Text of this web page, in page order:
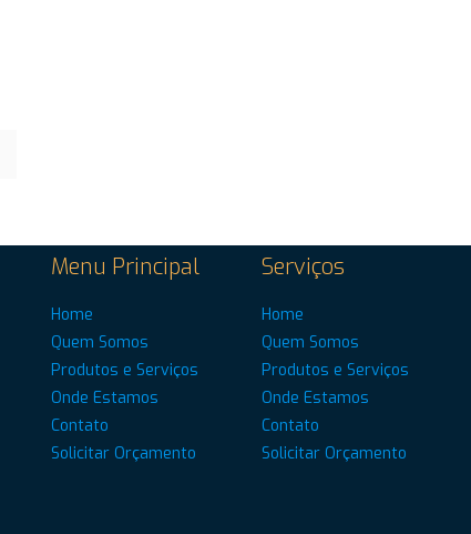
Menu Principal
Home
Quem Somos
Produtos e Serviços
Onde Estamos
Contato
Solicitar Orçamento
Serviços
Home
Quem Somos
Produtos e Serviços
Onde Estamos
Contato
Solicitar Orçamento